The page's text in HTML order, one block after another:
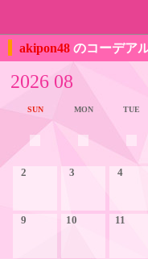
akipon48 のコーデア
2026 08
SUN MON TUE
2 3 4
9 10 11